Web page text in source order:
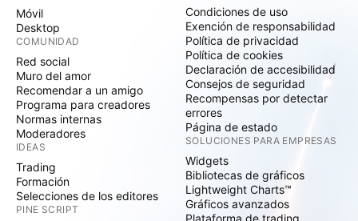
Móvil
Desktop
COMUNIDAD
Red social
Muro del amor
Recomendar a un amigo
Programa para creadores
Normas internas
Moderadores
IDEAS
Trading
Formación
Selecciones de los editores
PINE SCRIPT
Condiciones de uso
Exención de responsabilidad
Política de privacidad
Política de cookies
Declaración de accesibilidad
Consejos de seguridad
Recompensas por detectar
errores
Página de estado
SOLUCIONES PARA EMPRESAS
Widgets
Bibliotecas de gráficos
Lightweight Charts™
Gráficos avanzados
Plataforma de trading